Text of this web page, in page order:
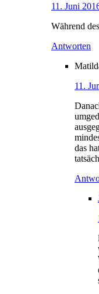
11. Juni
Während
Antworten
11.
das